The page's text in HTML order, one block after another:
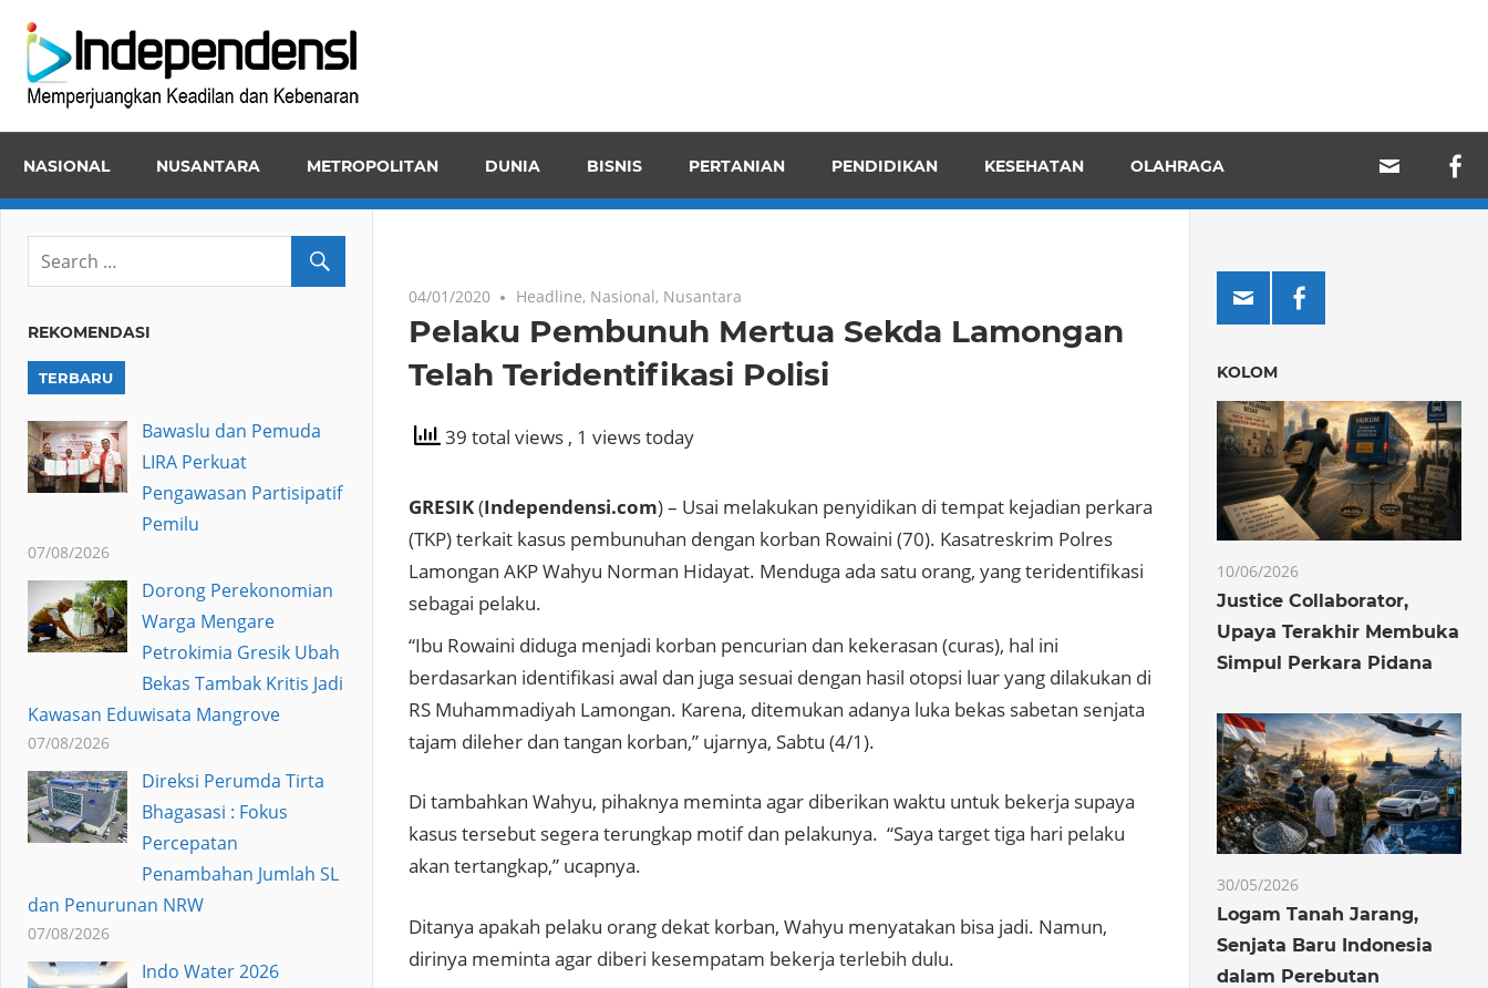
content
dan
NASIONAL NUSANTARA METROPOLITAN DUNIA BISNIS PERTANIAN PENDIDIKAN KESEHATAN OLAHRAGA
04/01/2020 Headline, Nasional, Nusantara
Pelaku Pembunuh Mertua Sekda Lamongan
Telah Teridentifikasi Polisi
39 total views , 1 views today
GRESIK(Independensi.com) – Usai melakukan penyidikan di tempat kejadian perkara
(TKP) terkait kasus pembunuhan dengan korban Rowaini (70). Kasatreskrim Polres
Lamongan AKP Wahyu Norman Hidayat. Menduga ada satu orang, yang teridentifikasi
sebagai pelaku.
“Ibu Rowaini diduga menjadi korban pencurian dan kekerasan (curas), hal ini
berdasarkan identifikasi awal dan juga sesuai dengan hasil otopsi luar yang dilakukan di
RS Muhammadiyah Lamongan. Karena, ditemukan adanya luka bekas sabetan senjata
tajam dileher dan tangan korban,” ujarnya, Sabtu (4/1).
Di tambahkan Wahyu, pihaknya meminta agar diberikan waktu untuk bekerja supaya
kasus tersebut segera terungkap motif dan pelakunya. “Saya target tiga hari pelaku
akan tertangkap,” ucapnya.
Ditanya apakah pelaku orang dekat korban, Wahyu menyatakan bisa jadi. Namun,
dirinya meminta agar diberi kesempatam bekerja terlebih dulu.
REKOMENDASI
TERBARU
Bawaslu dan Pemuda
LIRA Perkuat
Pengawasan Partisipatif
Pemilu
07/08/2026
Dorong Perekonomian
Warga Mengare
Petrokimia Gresik Ubah
Bekas Tambak Kritis Jadi
Kawasan Eduwisata Mangrove
07/08/2026
Direksi Perumda Tirta
Bhagasasi : Fokus
Percepatan
Penambahan Jumlah SL
dan Penurunan NRW
07/08/2026
Indo Water 2026
KOLOM
10/06/2026
Justice Collaborator,
Upaya Terakhir Membuka
Simpul Perkara Pidana
30/05/2026
Logam Tanah Jarang,
Senjata Baru Indonesia
dalam Perebutan